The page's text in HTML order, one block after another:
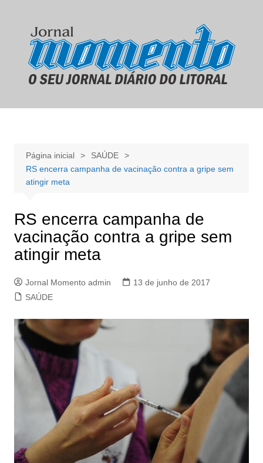
conteúdo
Página inicial
SAÚDE
RS encerra campanha de vacinação contra a gripe sem
atingir meta
RS encerra campanha de
vacinação contra a gripe sem
atingir meta
Jornal Momento admin
13 de junho de 2017
SAÚDE